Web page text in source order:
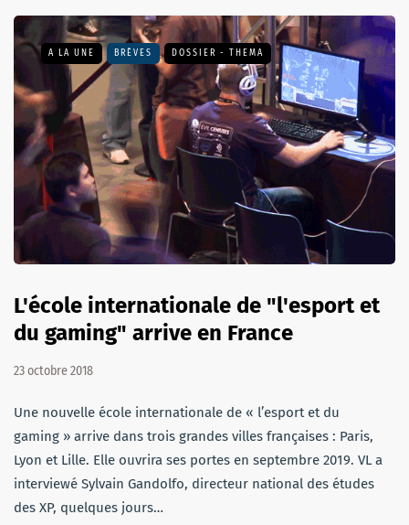
A LA UNE BRÈVES DOSSIER - THEMA
L'école internationale de "l'esport et
du gaming" arrive en France
23 octobre 2018
Une nouvelle école internationale de « l’esport et du
gaming » arrive dans trois grandes villes françaises : Paris,
Lyon et Lille. Elle ouvrira ses portes en septembre 2019. VL a
interviewé Sylvain Gandolfo, directeur national des études
des XP, quelques jours…